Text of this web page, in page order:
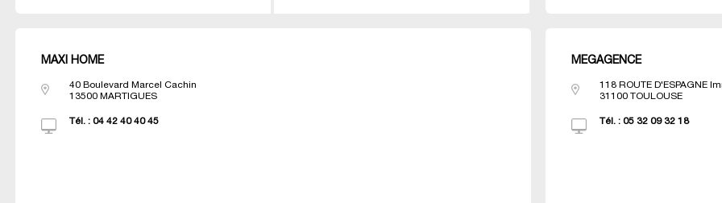
MAXI HOME
40 Boulevard Marcel Cachin
13500 MARTIGUES
Tél. : 04 42 40 40 45
MEGAGENCE
118 ROUTE D'ESPAGNE
31100 TOULOUSE
Tél. :05 32 09 32 18